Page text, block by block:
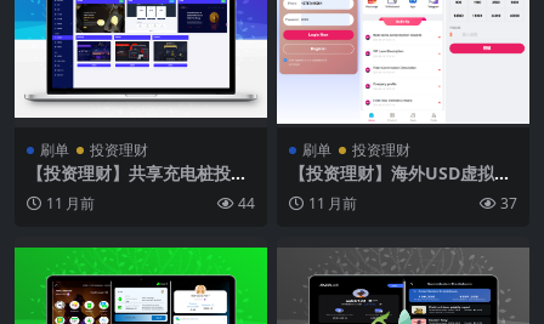
刷单 投资理财
【投资理财】共享充电桩投资
理财源码/海外投资理财源码/
前端html+后端PHP
11 月前 44
刷单 投资理财
【投资理财】海外USD虚拟币
产品共享投资理财系统源码
11 月前 37